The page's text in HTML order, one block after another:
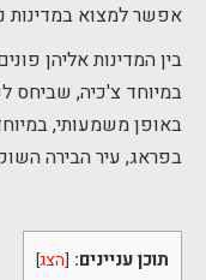
אפשר למצוא במדינות
בין המדינות אליהן
במיוחד צ'כיה, שביחס
באופן משמעותי,
בפראג, עיר הבירה
תוכן עניינים: [הצג]